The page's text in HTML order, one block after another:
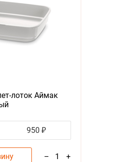
лоток Аймак
950 ₽
– 1 +